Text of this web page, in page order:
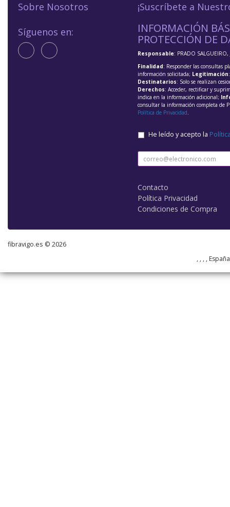
Sobre Nosotros
Síguenos en:
¡Suscríbete a
INFORMACIÓN
PROTECCIÓN DE
Responsable: PRADO SALGUEIRO,
Finalidad: Responder las consultas
información solicitada; Legitimación
Destinatarios: Solo se realizan
Derechos: Acceder, rectificar y
indica en la información adicional;
consultar la información completa de
Política de Privacidad.
He leído y acepto la
Contacto
Política Privacidad
Condiciones de Compra
fibravigo.es © 2026
, , , ,